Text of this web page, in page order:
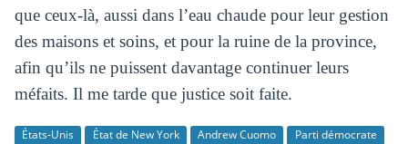
que ceux-là, aussi dans l’eau chaude pour leur gestion
des maisons et soins, et pour la ruine de la province,
afin qu’ils ne puissent davantage continuer leurs
méfaits. Il me tarde que justice soit faite.
États-Unis État de New York Andrew Cuomo
Parti démocrate